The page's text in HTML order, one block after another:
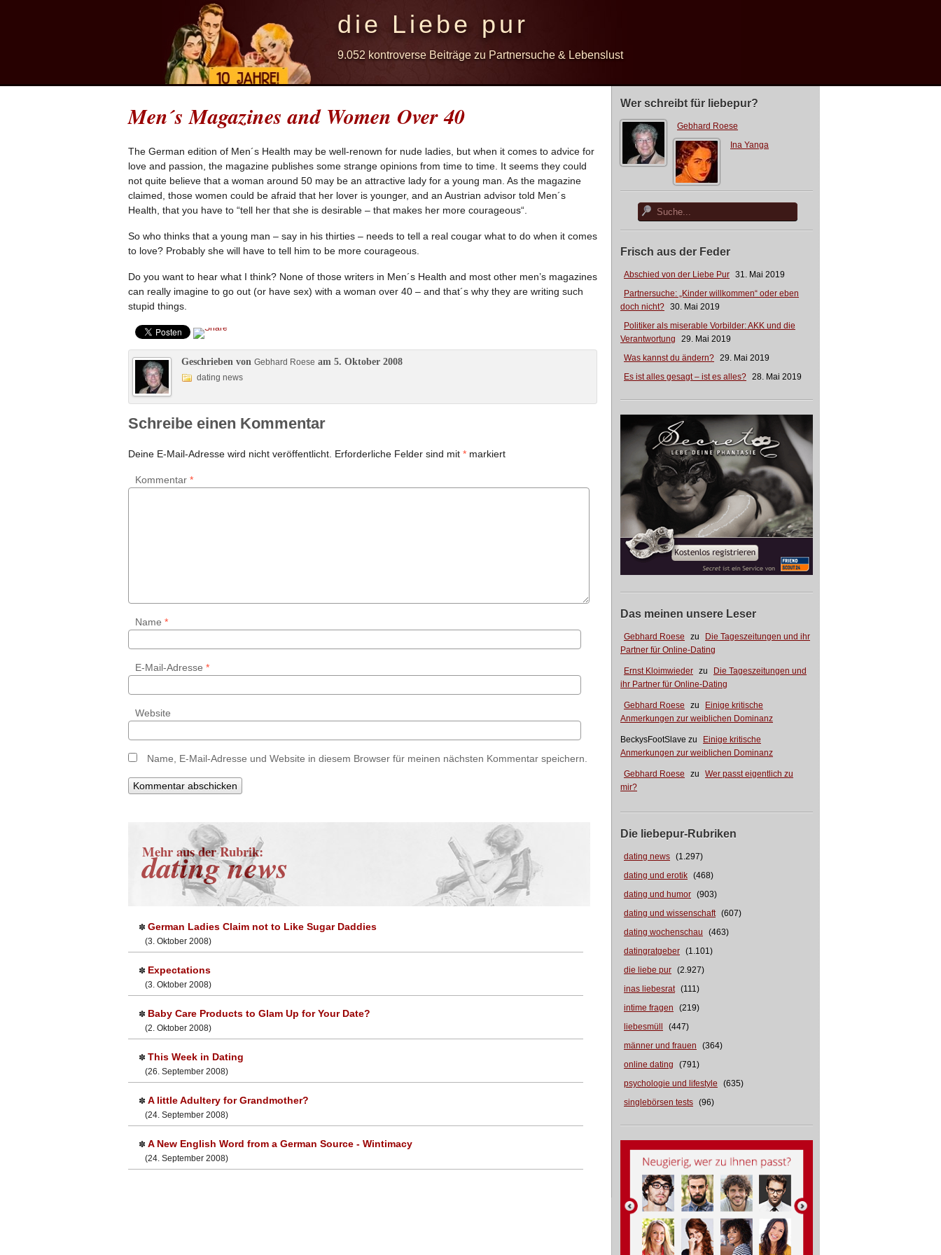
die Liebe pur
9.052 kontroverse Beiträge zu Partnersuche & Lebenslust
Wer schreibt für liebepur?
Gebhard Roese
Ina Yanga
Frisch aus der Feder
Abschied von der Liebe Pur 31. Mai 2019
Partnersuche: „Kinder willkommen“ oder eben
doch nicht? 30. Mai 2019
Politiker als miserable Vorbilder: AKK und die
Verantwortung
29. Mai 2019
Was kannst du ändern? 29. Mai 2019
Es ist alles gesagt – ist es alles? 28. Mai 2019
Das meinen unsere Leser
Gebhard Roese zu
Die Tageszeitungen und ihr
Partner für Online-Dating
Ernst Kloimwieder zu
Die Tageszeitungen und
ihr Partner für Online-Dating
Gebhard Roese zu
Einige kritische
Anmerkungen zur weiblichen Dominanz
BeckysFootSlave zu
Einige kritische
Anmerkungen zur weiblichen Dominanz
Gebhard Roese zu
Wer passt eigentlich zu
mir?
Die liebepur-Rubriken
dating news (1.297)
dating und erotik (468)
dating und humor (903)
dating und wissenschaft (607)
dating wochenschau
(463)
datingratgeber (1.101)
die liebe pur (2.927)
inas liebesrat (111)
intime fragen
(219)
liebesmüll
(447)
männer und frauen
(364)
online dating
(791)
psychologie und lifestyle
(635)
singlebörsen tests (96)
Men´s Magazines and Women Over 40
The German edition of Men´s Health may be well-renown for nude ladies, but when it comes to advice for
love and passion, the magazine publishes some strange opinions from time to time. It seems they could
not quite believe that a woman around 50 may be an attractive lady for a young man. As the magazine
claimed, those women could be afraid that her lover is younger, and an Austrian advisor told Men´s
Health, that you have to “tell her that she is desirable – that makes her more courageous“.
So who thinks that a young man – say in his thirties – needs to tell a real cougar what to do when it comes
to love? Probably she will have to tell him to be more courageous.
Do you want to hear what I think? None of those writers in Men´s Health and most other men’s magazines
can really imagine to go out (or have sex) with a woman over 40 – and that´s why they are writing such
stupid things.
Geschrieben von Gebhard Roese am 5. Oktober 2008
dating news
Schreibe einen Kommentar
Deine E-Mail-Adresse wird nicht veröffentlicht. Erforderliche Felder sind mit * markiert
Kommentar *
Name *
E-Mail-Adresse *
Website
Name, E-Mail-Adresse und Website in diesem Browser für meinen nächsten Kommentar speichern.
Mehr aus der Rubrik:
dating news
✽ German Ladies Claim not to Like Sugar Daddies
(3. Oktober 2008)
✽ Expectations
(3. Oktober 2008)
✽ Baby Care Products to Glam Up for Your Date?
(2. Oktober 2008)
✽ This Week in Dating
(26. September 2008)
✽ A little Adultery for Grandmother?
(24. September 2008)
✽ A New English Word from a German Source - Wintimacy
(24. September 2008)